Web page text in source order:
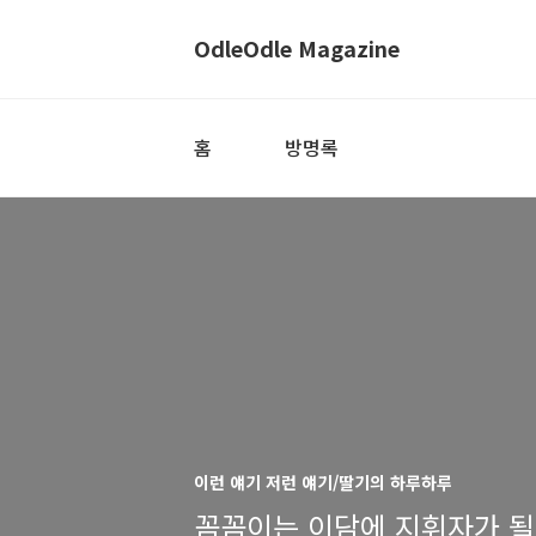
OdleOdle Magazine
홈 방명록
이런 얘기 저런 얘기/딸기의 하루하루
꼼꼼이는 이담에 지휘자가